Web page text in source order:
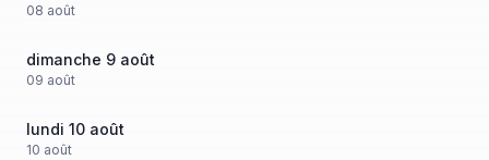
08 août
dimanche 9 août
09 août
lundi 10 août
10 août